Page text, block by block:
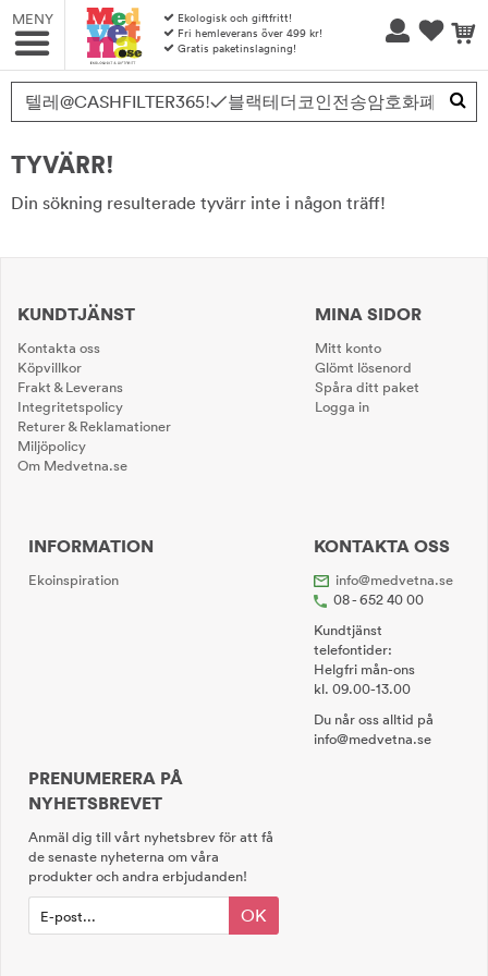
MENY
Ekologisk och giftfritt!
Fri hemleverans över 499 kr!
Gratis paketinslagning!
Produkten har blivit tillagd i varukorgen
TYVÄRR!
Din sökning resulterade tyvärr inte i någon träff!
KUNDTJÄNST
Kontakta oss
Köpvillkor
Frakt & Leverans
Integritetspolicy
Returer & Reklamationer
Miljöpolicy
Om Medvetna.se
MINA SIDOR
Mitt konto
Glömt lösenord
Spåra ditt paket
Logga in
INFORMATION
Ekoinspiration
KONTAKTA OSS
info@medvetna.se
08 - 652 40 00
Kundtjänst
telefontider:
Helgfri mån-ons
kl. 09.00-13.00
Du når oss alltid på
info@medvetna.se
PRENUMERERA PÅ
NYHETSBREVET
Anmäl dig till vårt nyhetsbrev för att få
de senaste nyheterna om våra
produkter och andra erbjudanden!
OK